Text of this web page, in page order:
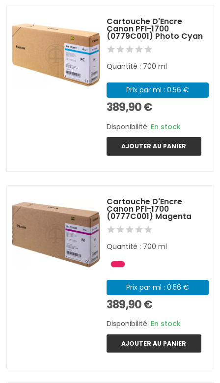
Cartouche D'Encre
Canon PFI-1700
(0779C001) Photo Cyan
Quantité : 700 ml
Prix par ml : 0.56 €
389,90 €
Disponibilité: En stock
AJOUTER AU PANIER
Cartouche D'Encre
Canon PFI-1700
(0777C001) Magenta
Quantité : 700 ml
Prix par ml : 0.56 €
389,90 €
Disponibilité: En stock
AJOUTER AU PANIER